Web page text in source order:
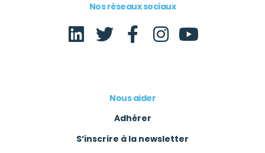
Nos réseaux sociaux
Nous aider
Adhérer
S’inscrire à la newsletter